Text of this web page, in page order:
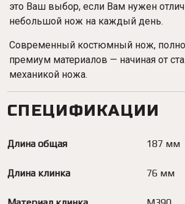
это Ваш выбор, если Вам нужен
небольшой нож на каждый день.
Современный костюмный нож,
премиум материалов — начиная от
механикой ножа.
СПЕЦИФИКАЦИИ
Длина общая 187 мм
Длина клинка 76 мм